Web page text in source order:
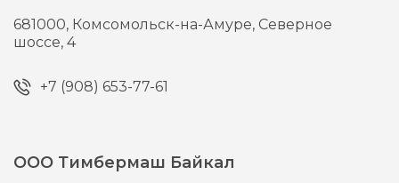
681000, Комсомольск-на-Амуре, Северное
шоссе, 4
+7 (908) 653-77-61
ООО Тимбермаш Байкал